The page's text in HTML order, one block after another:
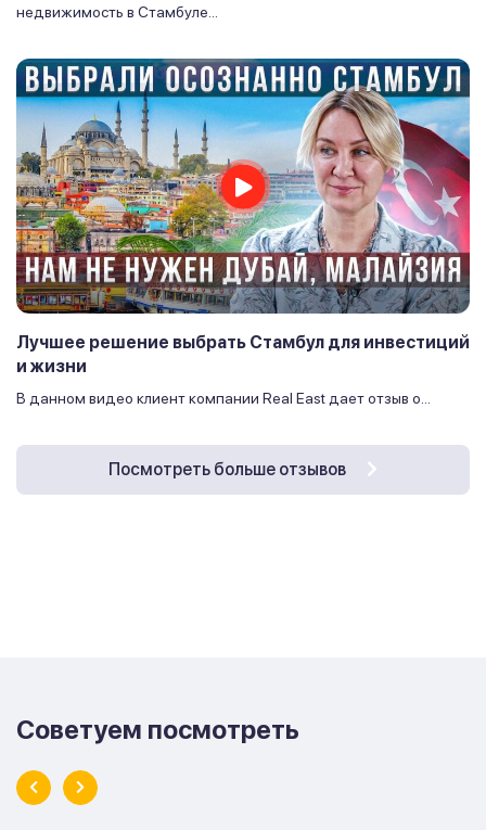
недвижимость в Стамбуле...
Лучшее решение выбрать Стамбул для инвестиций
и жизни
В данном видео клиент компании Real East дает отзыв о...
Посмотреть больше отзывов
Советуем посмотреть